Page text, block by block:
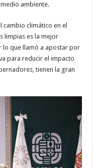
ambiente.
cambio climático en el
limpias es la mejor
lo que llamó a apostar por
para reducir el impacto
tienen la gran